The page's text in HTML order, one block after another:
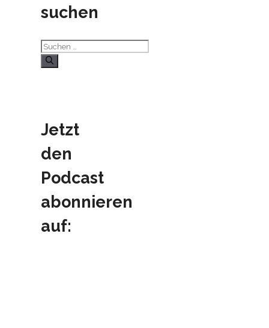
suchen
Suchen
nach:
Jetzt
den
Podcast
abonnieren
auf: